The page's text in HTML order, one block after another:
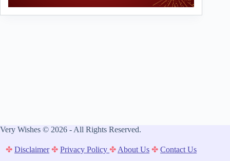
Very Wishes © 2026 - All Rights Reserved.
✤ Disclaimer ✤ Privacy Policy✤ About Us ✤ Contact Us